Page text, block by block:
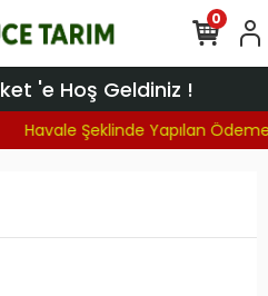
'e Hoş Geldiniz !
Havale Şeklinde Yapılan
0